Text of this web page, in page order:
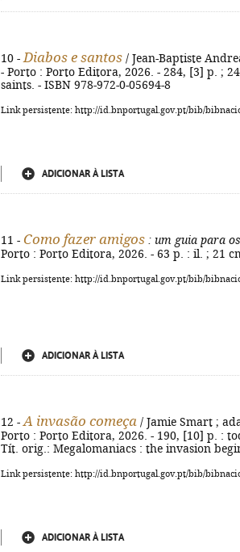
10 - Diabos e santos / Jean-Baptiste
- Porto : Porto Editora, 2026. - 284, [3] p. ;
saints. - ISBN 978-972-0-05694-8
Link persistente: http://id.bnportugal.gov.pt/bib/
ADICIONAR À LISTA
11 - Como fazer amigos : um guia para
Porto : Porto Editora, 2026. - 63 p. : il. ; 21
Link persistente: http://id.bnportugal.gov.pt/bib/
ADICIONAR À LISTA
12 - A invasão começa / Jamie Smart ;
Porto : Porto Editora, 2026. - 190, [10] p. :
Tít. orig.: Megalomaniacs : the invasion
Link persistente: http://id.bnportugal.gov.pt/bib/
ADICIONAR À LISTA